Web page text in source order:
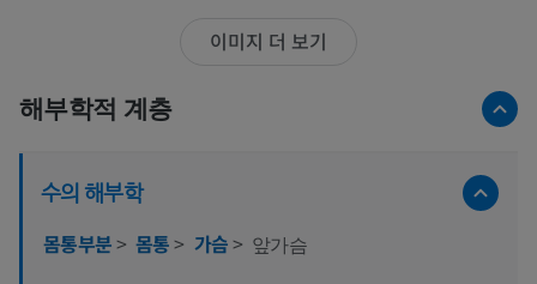
이미지 더 보기
해부학적 계층
수의 해부학
몸통부분> 몸통> 가슴> 앞가슴